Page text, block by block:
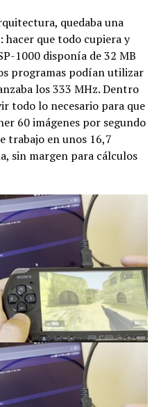
quedaba una
hacer que todo cupiera y
1000 disponía de 32 MB
programas podían utilizar
los 333 MHz. Dentro
todo lo necesario para que
60 imágenes por segundo
trabajo en unos 16,7
sin margen para cálculos